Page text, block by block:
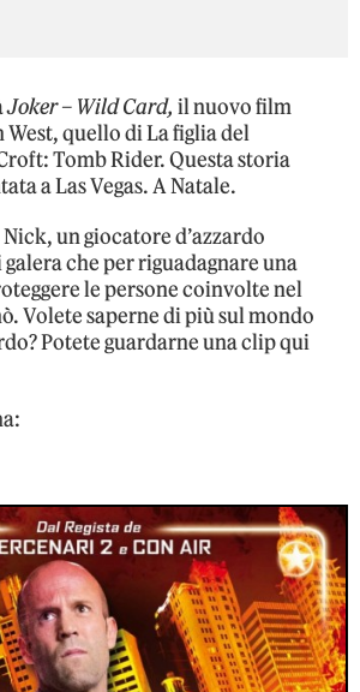
Joker – Wild Card, il nuovo film
quello di La figlia del
Tomb Rider. Questa storia
a Las Vegas. A Natale.
un giocatore d’azzardo
che per riguadagnare una
le persone coinvolte nel
Volete saperne di più sul mondo
Potete guardarne una clip qui